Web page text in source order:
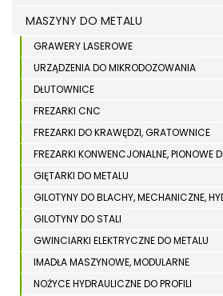
MASZYNY DO METALU
GRAWERY LASEROWE
URZĄDZENIA DO MIKRODOZOWANIA
DŁUTOWNICE
FREZARKI CNC
FREZARKI DO KRAWĘDZI, GRATOWNICE
FREZARKI KONWENCJONALNE, PIONOWE
GIĘTARKI DO METALU
GILOTYNY DO BLACHY, MECHANICZNE,
GILOTYNY DO STALI
GWINCIARKI ELEKTRYCZNE DO METALU
IMADŁA MASZYNOWE, MODULARNE
NOŻYCE HYDRAULICZNE DO PROFILI